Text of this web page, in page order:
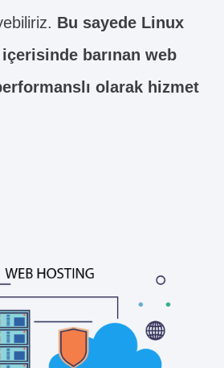
Bu sayede Linux
barınan web
olarak hizmet